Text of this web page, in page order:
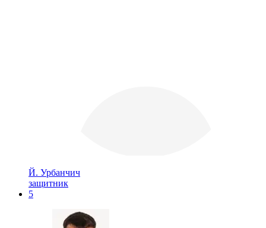
Й. Урбанчич
защитник
5